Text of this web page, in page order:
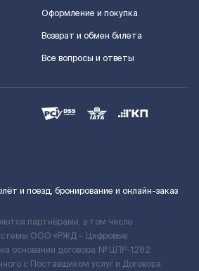
Оформление и покупка
Возврат и обмен билета
Все вопросы и ответы
и поезд, бронирование и онлайн-заказ
партнёрами, в том числе
ООО «РЖД – Цифровые
основании договора № ЦПР-1282
с Поставщиком услуг и Договора